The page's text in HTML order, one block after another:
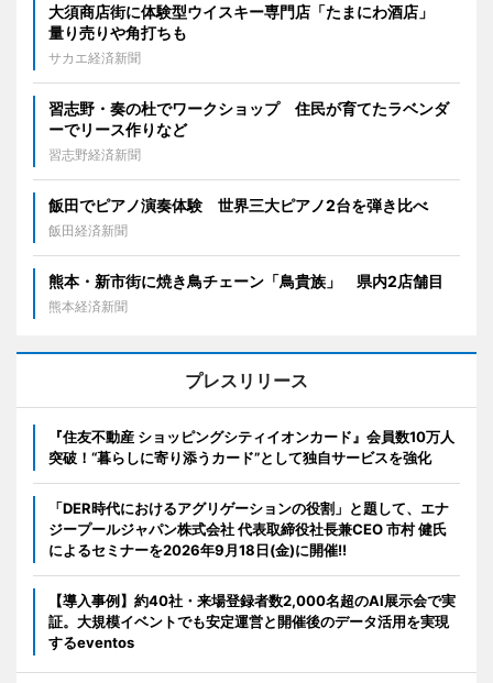
大須商店街に体験型ウイスキー専門店「たまにわ酒店」
量り売りや角打ちも
サカエ経済新聞
習志野・奏の杜でワークショップ 住民が育てたラベンダ
ーでリース作りなど
習志野経済新聞
飯田でピアノ演奏体験 世界三大ピアノ2台を弾き比べ
飯田経済新聞
熊本・新市街に焼き鳥チェーン「鳥貴族」 県内2店舗目
熊本経済新聞
プレスリリース
『住友不動産 ショッピングシティイオンカード』会員数10万人
突破！“暮らしに寄り添うカード”として独自サービスを強化
「DER時代におけるアグリゲーションの役割」と題して、エナ
ジープールジャパン株式会社 代表取締役社長兼CEO 市村 健氏
によるセミナーを2026年9月18日(金)に開催!!
【導入事例】約40社・来場登録者数2,000名超のAI展示会で実
証。大規模イベントでも安定運営と開催後のデータ活用を実現
するeventos